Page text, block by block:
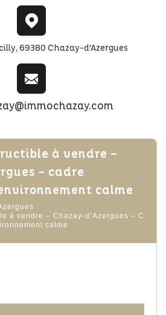
69380 Chazay-d'Azergues
– cadre
calme
à vendre – Chazay-d’Azergues – C
calme